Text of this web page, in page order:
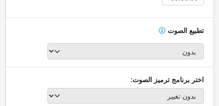
تطبيع الصوت
اختر برنامج ترميز الصوت: